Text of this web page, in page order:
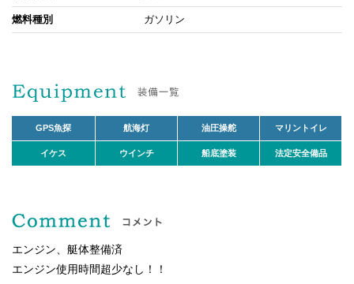
燃料種別 ガソリン
GPS魚探 航海灯 油圧操舵 マリントイレ
イケス ウインチ 船底塗装 法定安全備品
エンジン、艇体整備済
エンジン使用時間超少なし！！